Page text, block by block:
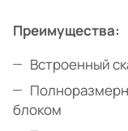
Преимущества:
Встроенный
блоком